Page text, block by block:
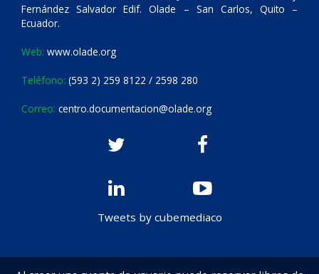
Fernández Salvador Edif. Olade – San Carlos, Quito –
Ecuador.
Web: www.olade.org
Teléfono: (593 2) 259 8122 / 2598 280
Correo: centro.documentacion@olade.org
Tweets by cubemediaco